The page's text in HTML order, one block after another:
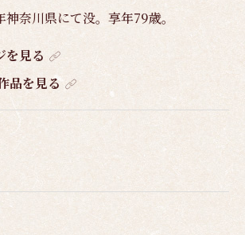
神奈川県にて没。享年79歳。
を見る
品を見る